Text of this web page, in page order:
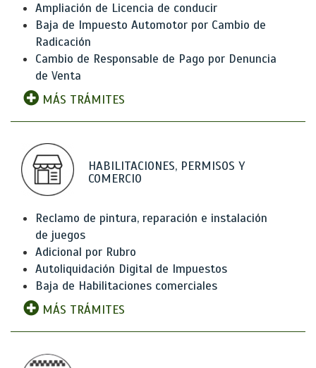
Ampliación de Licencia de conducir
Baja de Impuesto Automotor por Cambio de
Radicación
Cambio de Responsable de Pago por Denuncia
de Venta
MÁS TRÁMITES
HABILITACIONES, PERMISOS Y
COMERCIO
Reclamo de pintura, reparación e instalación
de juegos
Adicional por Rubro
Autoliquidación Digital de Impuestos
Baja de Habilitaciones comerciales
MÁS TRÁMITES